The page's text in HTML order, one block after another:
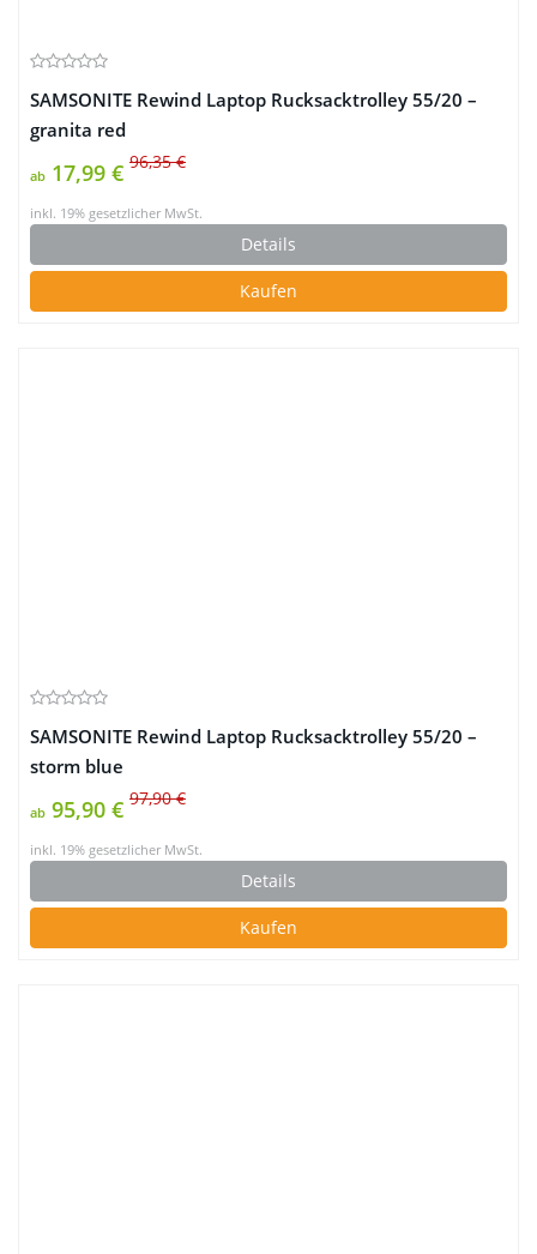
SAMSONITE Rewind Laptop Rucksacktrolley 55/20 –
granita red
ab 17,99 € 96,35 €
inkl. 19% gesetzlicher MwSt.
Details
Kaufen
SAMSONITE Rewind Laptop Rucksacktrolley 55/20 –
storm blue
ab 95,90 € 97,90 €
inkl. 19% gesetzlicher MwSt.
Details
Kaufen